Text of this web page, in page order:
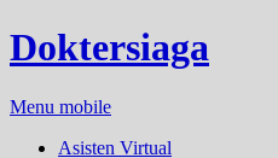
Doktersiaga
Menu mobile
Asisten Virtual